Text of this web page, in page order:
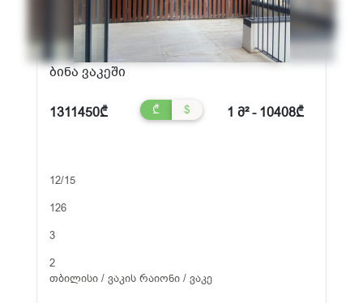
ბინა ვაკეში
1311450₾ ₾ $ 1 მ² - 10408₾
12/15
126
3
2
თბილისი / ვაკის რაიონი / ვაკე